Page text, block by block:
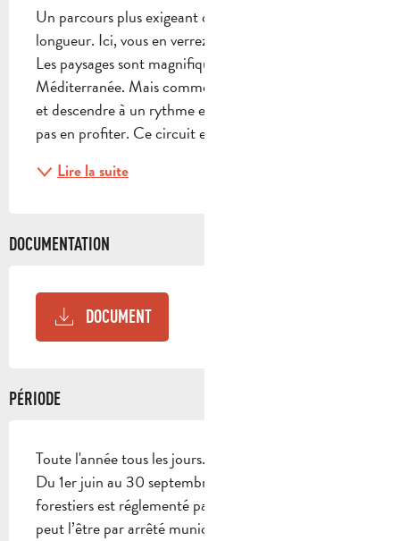
Un parcours plus exigeant que ne laisse songer sa
longueur. Ici, vous en verrez de toutes les couleurs.
Les paysages sont magnifiques entre collines et
Méditerranée. Mais comme vous n'allez que monter
et descendre à un rythme effréné vous risquez de ne
pas en profiter. Ce circuit est fait pour les...
Lire la suite
DOCUMENTATION
DOCUMENT
PÉRIODE
Toute l'année tous les jours.
Du 1er juin au 30 septembre, l’accès aux massifs
forestiers est réglementé par arrêté préfectoral et
peut l’être par arrêté municipal.